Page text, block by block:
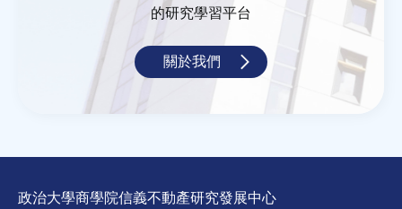
的研究學習平台
關於我們
政治大學商學院信義不動產研究發展中心